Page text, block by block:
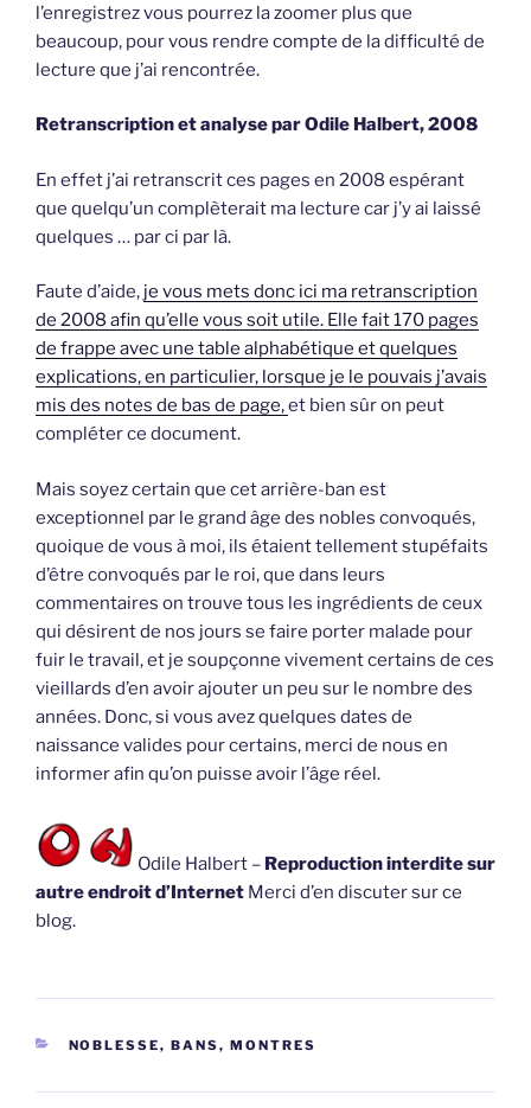
l’enregistrez vous pourrez la zoomer plus que
beaucoup, pour vous rendre compte de la difficulté de
lecture que j’ai rencontrée.
Retranscription et analyse par Odile Halbert, 2008
En effet j’ai retranscrit ces pages en 2008 espérant
que quelqu’un complèterait ma lecture car j’y ai laissé
quelques … par ci par là.
Faute d’aide, je vous mets donc ici ma retranscription
de 2008 afin qu’elle vous soit utile. Elle fait 170 pages
de frappe avec une table alphabétique et quelques
explications, en particulier, lorsque je le pouvais j’avais
mis des notes de bas de page,et bien sûr on peut
compléter ce document.
Mais soyez certain que cet arrière-ban est
exceptionnel par le grand âge des nobles convoqués,
quoique de vous à moi, ils étaient tellement stupéfaits
d’être convoqués par le roi, que dans leurs
commentaires on trouve tous les ingrédients de ceux
qui désirent de nos jours se faire porter malade pour
fuir le travail, et je soupçonne vivement certains de ces
vieillards d’en avoir ajouter un peu sur le nombre des
années. Donc, si vous avez quelques dates de
naissance valides pour certains, merci de nous en
informer afin qu’on puisse avoir l’âge réel.
Odile Halbert – Reproduction interdite sur
autre endroit d’Internet Merci d’en discuter sur ce
blog.
CATÉGORIES
NOBLESSE, BANS, MONTRES